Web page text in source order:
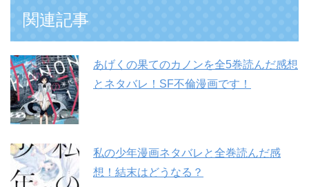
関連記事
あげくの果てのカノンを全5巻読んだ感想
とネタバレ！SF不倫漫画です！
私の少年漫画ネタバレと全巻読んだ感
想！結末はどうなる？